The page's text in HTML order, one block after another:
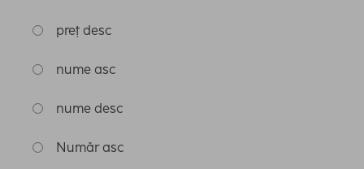
preț desc
nume asc
nume desc
Număr asc